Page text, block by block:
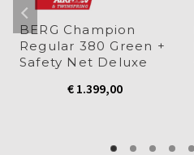
BERG Champion
Regular 380 Green +
Safety Net Deluxe
€1.399,00